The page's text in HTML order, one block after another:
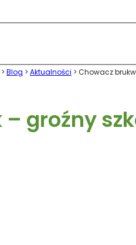
> Blog > Aktualności > Chowacz
groźny